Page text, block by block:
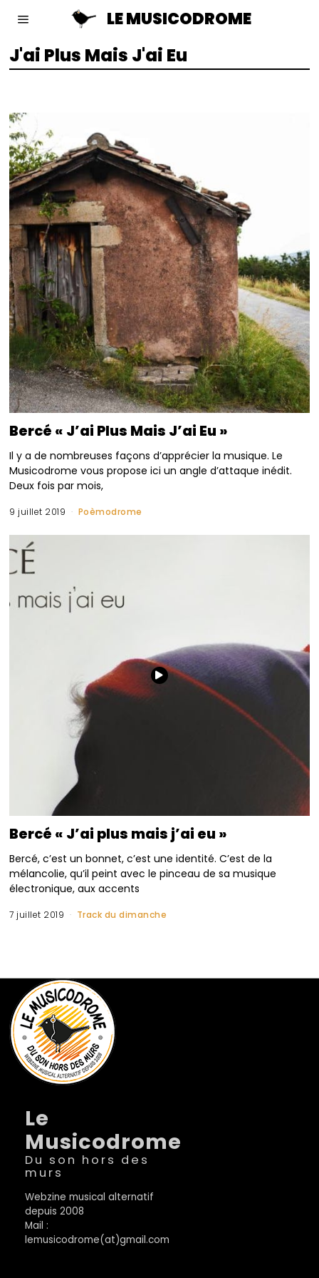
LE MUSICODROME
J'ai Plus Mais J'ai Eu
Bercé « J’ai Plus Mais J’ai Eu »
Il y a de nombreuses façons d’apprécier la musique. Le
Musicodrome vous propose ici un angle d’attaque inédit.
Deux fois par mois,
9 juillet 2019 Poèmodrome
Bercé « J’ai plus mais j’ai eu »
Bercé, c’est un bonnet, c’est une identité. C’est de la
mélancolie, qu’il peint avec le pinceau de sa musique
électronique, aux accents
7 juillet 2019 Track du dimanche
Le
Musicodrome
Du son hors des
murs
Webzine musical alternatif
depuis 2008
Mail :
lemusicodrome(at)gmail.com